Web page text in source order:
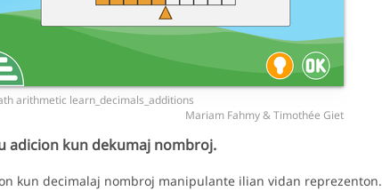
arithmetic learn_decimals_additions
Mariam Fahmy & Timothée Giet
adicion kun dekumaj nombroj.
kun decimalaj nombroj manipulante ilian vidan reprezenton.